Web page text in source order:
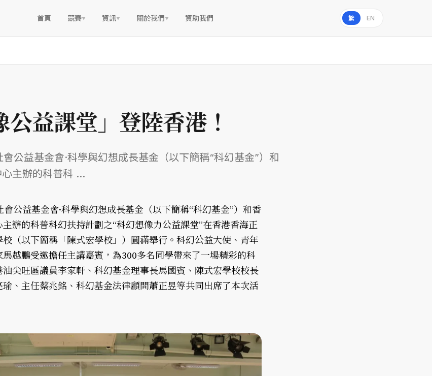
首頁 競賽▼ 資訊▼ 關於我們▼ 資助我們 繁 EN
公益課堂」登陸香港！
公益基金會·科學與幻想成長基金（以下簡稱“科幻基金”）和
主辦的科普科 ...
公益基金會·科學與幻想成長基金（以下簡稱“科幻基金”）和香
辦的科普科幻扶持計劃之“科幻想像力公益課堂”在香港香海正
（以下簡稱「陳式宏學校」）圓滿舉行。科幻公益大使、青年
越鵬受邀擔任主講嘉賓，為300多名同學帶來了一場精彩的科
尖旺區議員李家軒、科幻基金理事長馬國賓、陳式宏學校校長
、主任蔡兆銘、科幻基金法律顧問蕭正昱等共同出席了本次活